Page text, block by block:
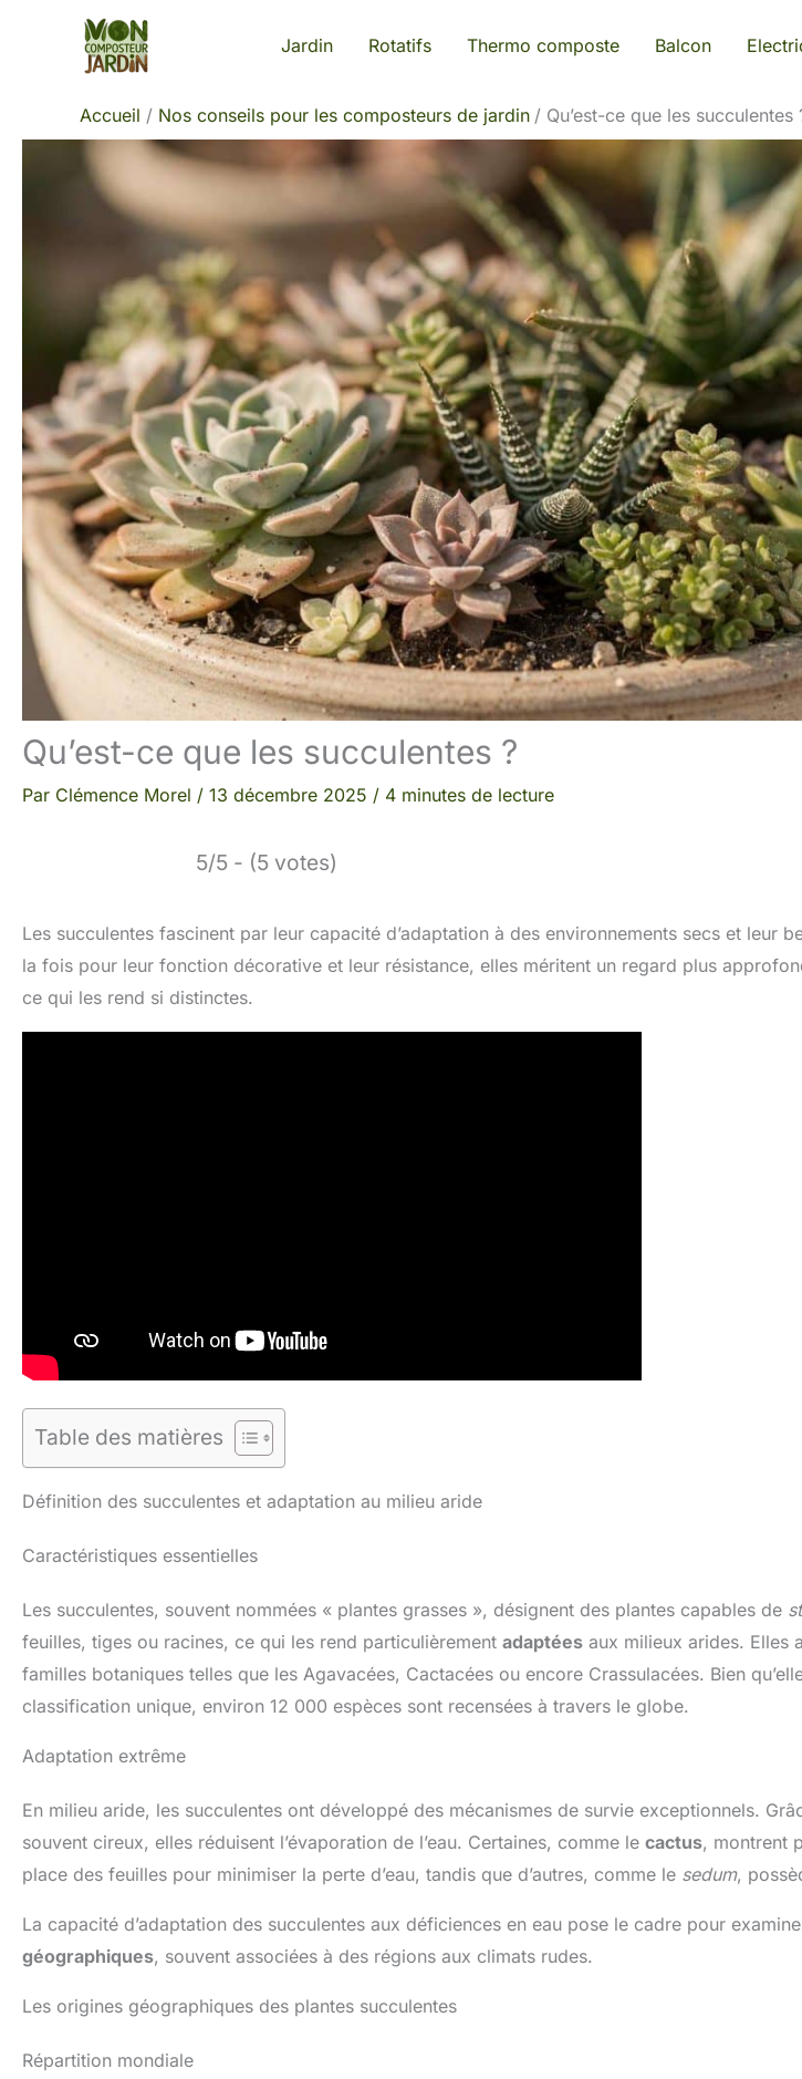
Jardin Rotatifs Thermo composte Balcon
Accueil Nos conseils pour les composteurs de jardin Qu’est-ce que les succulentes
Qu’est-ce que les succulentes ?
Par Clémence Morel / 13 décembre 2025 / 4 minutes de lecture
5/5 - (5 votes)
Les succulentes fascinent par leur capacité d’adaptation à des environnements secs et leur
la fois pour leur fonction décorative et leur résistance, elles méritent un regard plus
ce qui les rend si distinctes.
Table des matières
Définition des succulentes et adaptation au milieu aride
Caractéristiques essentielles
Les succulentes, souvent nommées « plantes grasses », désignent des plantes capables de
feuilles, tiges ou racines, ce qui les rend particulièrement adaptées aux milieux arides. Elles
familles botaniques telles que les Agavacées, Cactacées ou encore Crassulacées. Bien
classification unique, environ 12 000 espèces sont recensées à travers le globe.
Adaptation extrême
En milieu aride, les succulentes ont développé des mécanismes de survie exceptionnels.
souvent cireux, elles réduisent l’évaporation de l’eau. Certaines, comme le cactus, montrent
place des feuilles pour minimiser la perte d’eau, tandis que d’autres, comme le sedum,
La capacité d’adaptation des succulentes aux déficiences en eau pose le cadre pour
géographiques, souvent associées à des régions aux climats rudes.
Les origines géographiques des plantes succulentes
Répartition mondiale